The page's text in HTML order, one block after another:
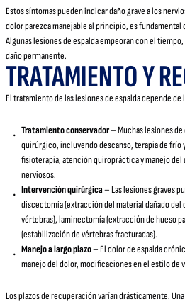
Estos síntomas pueden indicar daño grave a los
dolor parezca manejable al principio, es
Algunas lesiones de espalda empeoran con el
daño permanente.
TRATAMIENTO Y
El tratamiento de las lesiones de espalda depende de
Tratamiento conservador– Muchas lesiones
quirúrgico, incluyendo descanso, terapia de
fisioterapia, atención quiropráctica y manejo
nerviosos.
Intervención quirúrgica– Las lesiones graves
discectomía (extracción del material dañado del
vértebras), laminectomía (extracción de hueso
(estabilización de vértebras fracturadas).
Manejo a largo plazo– El dolor de espalda
manejo del dolor, modificaciones en el estilo de
Los plazos de recuperación varían drásticamente.